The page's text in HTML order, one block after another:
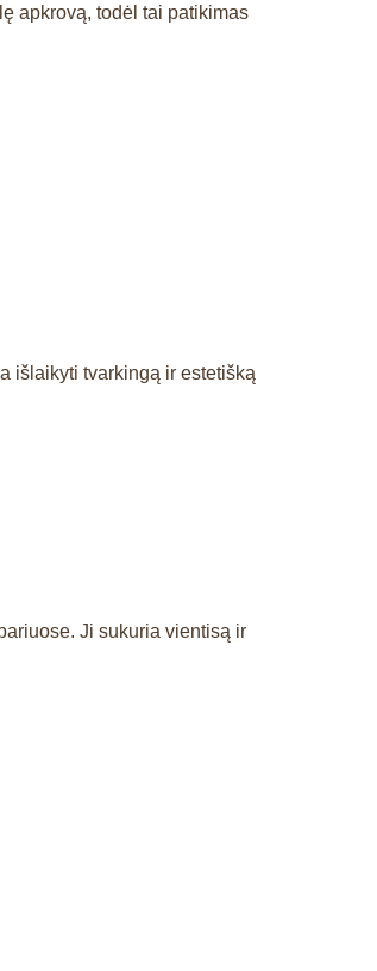
apkrovą, todėl tai patikimas
išlaikyti tvarkingą ir estetišką
Ji sukuria vientisą ir